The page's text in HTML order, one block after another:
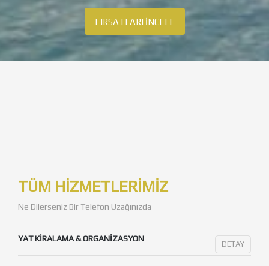
FIRSATLARI İNCELE
TÜM HİZMETLERİMİZ
Ne Dilerseniz Bir Telefon Uzağınızda
YAT KIRALAMA & ORGANIZASYON
DETAY